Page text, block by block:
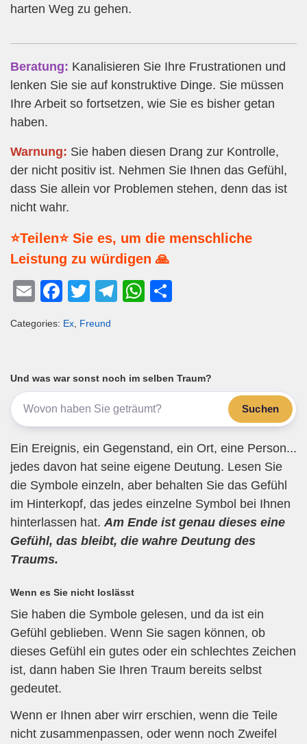
harten Weg zu gehen.
Beratung: Kanalisieren Sie Ihre Frustrationen und
lenken Sie sie auf konstruktive Dinge. Sie müssen
Ihre Arbeit so fortsetzen, wie Sie es bisher getan
haben.
Warnung: Sie haben diesen Drang zur Kontrolle,
der nicht positiv ist. Nehmen Sie Ihnen das Gefühl,
dass Sie allein vor Problemen stehen, denn das ist
nicht wahr.
⭐Teilen⭐ Sie es, um die menschliche
Leistung zu würdigen 🙏
E
ail
F
c
b
o
o
k
T
tt
T
a
m
W
A
p
p
Categories: Ex Freund
Und was war sonst noch im selben Traum?
Suchen
Ein Ereignis, ein Gegenstand, ein Ort, eine Person...
jedes davon hat seine eigene Deutung. Lesen Sie
die Symbole einzeln, aber behalten Sie das Gefühl
im Hinterkopf, das jedes einzelne Symbol bei Ihnen
hinterlassen hat. Am Ende ist genau dieses eine
Gefühl, das bleibt, die wahre Deutung des
Traums.
Wenn es Sie nicht loslässt
Sie haben die Symbole gelesen, und da ist ein
Gefühl geblieben. Wenn Sie sagen können, ob
dieses Gefühl ein gutes oder ein schlechtes Zeichen
ist, dann haben Sie Ihren Traum bereits selbst
gedeutet.
Wenn er Ihnen aber wirr erschien, wenn die Teile
nicht zusammenpassen, oder wenn noch Zweifel